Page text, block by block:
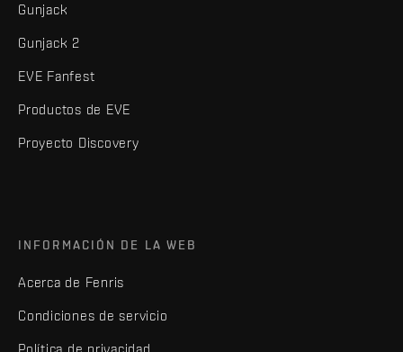
Gunjack
Gunjack 2
EVE Fanfest
Productos de EVE
Proyecto Discovery
INFORMACIÓN DE LA WEB
Acerca de Fenris
Condiciones de servicio
Política de privacidad